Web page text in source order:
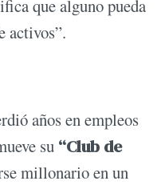
que alguno pueda
activos”.
años en empleos
su “Club de
millonario en un